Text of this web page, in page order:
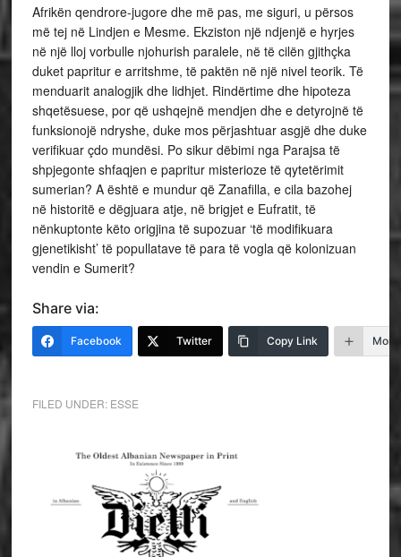
Afrikën qendrore-jugore dhe më pas, me siguri, u përsos
më tej në Lindjen e Mesme. Ekziston një ndjenjë e hyrjes
në një lloj vorbulle njohurish paralele, në të cilën gjithçka
duket papritur e arritshme, të paktën në një nivel teorik. Të
menduarit analogjik dhe lidhjet. Rindërtime dhe hipoteza
shqetësuese, por që ushqejnë mendjen dhe e detyrojnë të
funksionojë ndryshe, duke mos përjashtuar asgjë dhe duke
verifikuar çdo mundësi. Po sikur dëbimi nga Parajsa të
shpjegonte shfaqjen e papritur misterioze të qytetërimit
sumerian? A është e mundur që Zanafilla, e cila bazohej
në historitë e dëgjuara atje, në brigjet e Eufratit, të
nënkuptonte këto origjina të supozuar ‘të modifikuara
gjenetikisht’ të popullatave të para të vogla që kolonizuan
vendin e Sumerit?
Share via:
Facebook Twitter Copy Link More
FILED UNDER: ESSE